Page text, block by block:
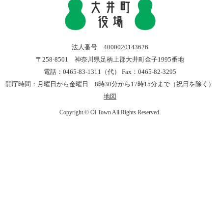
法人番号 4000020143626
〒258-8501 神奈川県足柄上郡大井町金子1995番地
電話：0465-83-1311（代） Fax：0465-82-3295
開庁時間：月曜日から金曜日 8時30分から17時15分まで（祝日を除く）
地図
Copyright © Oi Town All Rights Reserved.